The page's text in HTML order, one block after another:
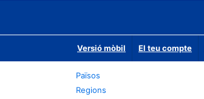
Versió mòbil El teu compte
Països
Regions